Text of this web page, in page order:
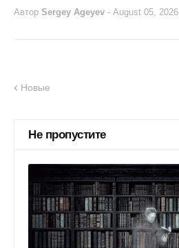
Автор Sergey Ageyev - August 05, 2026
Новые
Не пропустите